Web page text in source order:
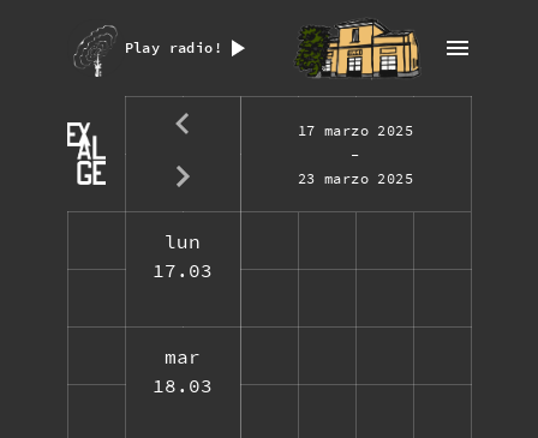
Play radio!
17 marzo 2025
-
23 marzo 2025
lun
17.03
mar
18.03